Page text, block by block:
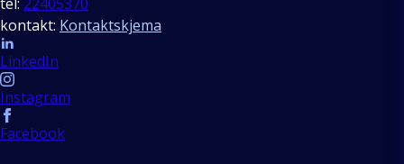
kontakt: Kontaktskjema
Follow us
LinkedIn
Instagram
Facebook